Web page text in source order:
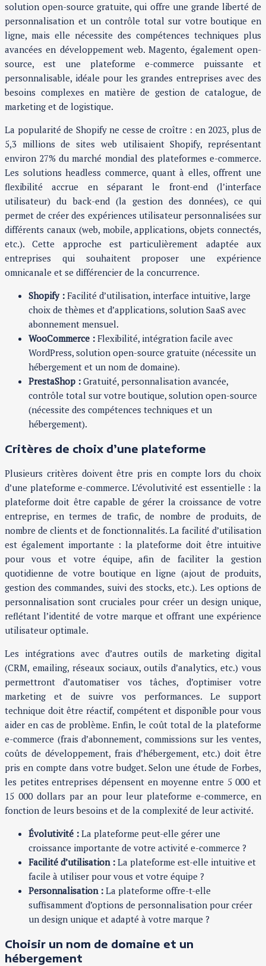
solution open-source gratuite, qui offre une grande liberté de
personnalisation et un contrôle total sur votre boutique en
ligne, mais elle nécessite des compétences techniques plus
avancées en développement web. Magento, également open-
source, est une plateforme e-commerce puissante et
personnalisable, idéale pour les grandes entreprises avec des
besoins complexes en matière de gestion de catalogue, de
marketing et de logistique.
La popularité de Shopify ne cesse de croître : en 2023, plus de
5,3 millions de sites web utilisaient Shopify, représentant
environ 27% du marché mondial des plateformes e-commerce.
Les solutions headless commerce, quant à elles, offrent une
flexibilité accrue en séparant le front-end (l’interface
utilisateur) du back-end (la gestion des données), ce qui
permet de créer des expériences utilisateur personnalisées sur
différents canaux (web, mobile, applications, objets connectés,
etc.). Cette approche est particulièrement adaptée aux
entreprises qui souhaitent proposer une expérience
omnicanale et se différencier de la concurrence.
Shopify : Facilité d’utilisation, interface intuitive, large
choix de thèmes et d’applications, solution SaaS avec
abonnement mensuel.
WooCommerce : Flexibilité, intégration facile avec
WordPress, solution open-source gratuite (nécessite un
hébergement et un nom de domaine).
PrestaShop : Gratuité, personnalisation avancée,
contrôle total sur votre boutique, solution open-source
(nécessite des compétences techniques et un
hébergement).
Critères de choix d’une plateforme
Plusieurs critères doivent être pris en compte lors du choix
d’une plateforme e-commerce. L’évolutivité est essentielle : la
plateforme doit être capable de gérer la croissance de votre
entreprise, en termes de trafic, de nombre de produits, de
nombre de clients et de fonctionnalités. La facilité d’utilisation
est également importante : la plateforme doit être intuitive
pour vous et votre équipe, afin de faciliter la gestion
quotidienne de votre boutique en ligne (ajout de produits,
gestion des commandes, suivi des stocks, etc.). Les options de
personnalisation sont cruciales pour créer un design unique,
reflétant l’identité de votre marque et offrant une expérience
utilisateur optimale.
Les intégrations avec d’autres outils de marketing digital
(CRM, emailing, réseaux sociaux, outils d’analytics, etc.) vous
permettront d’automatiser vos tâches, d’optimiser votre
marketing et de suivre vos performances. Le support
technique doit être réactif, compétent et disponible pour vous
aider en cas de problème. Enfin, le coût total de la plateforme
e-commerce (frais d’abonnement, commissions sur les ventes,
coûts de développement, frais d’hébergement, etc.) doit être
pris en compte dans votre budget. Selon une étude de Forbes,
les petites entreprises dépensent en moyenne entre 5 000 et
15 000 dollars par an pour leur plateforme e-commerce, en
fonction de leurs besoins et de la complexité de leur activité.
Évolutivité : La plateforme peut-elle gérer une
croissance importante de votre activité e-commerce ?
Facilité d’utilisation : La plateforme est-elle intuitive et
facile à utiliser pour vous et votre équipe ?
Personnalisation : La plateforme offre-t-elle
suffisamment d’options de personnalisation pour créer
un design unique et adapté à votre marque ?
Choisir un nom de domaine et un
hébergement